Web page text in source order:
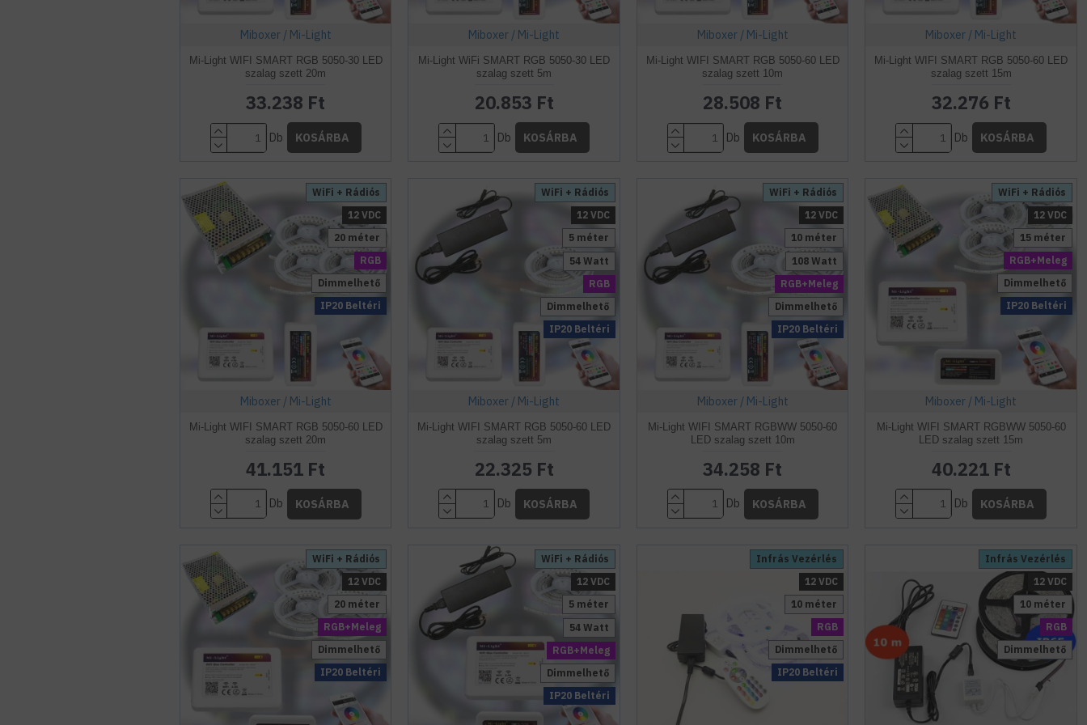
Miboxer / Mi-Light
Mi-Light WIFI SMART RGB 5050-30 LED
szalag szett 20m
33.238 Ft
Db KOSÁRBA
Miboxer / Mi-Light
Mi-Light WiFi SMART RGB 5050-30 LED
szalag szett 5m
20.853 Ft
Db KOSÁRBA
Miboxer / Mi-Light
Mi-Light WIFI SMART RGB 5050-60 LED
szalag szett 10m
28.508 Ft
Db KOSÁRBA
Miboxer / Mi-Light
Mi-Light WIFI SMART RGB 5050-60 LED
szalag szett 15m
32.276 Ft
Db KOSÁRBA
RGB
IP20 Beltéri
WiFi + Rádiós
12 VDC
Dimmelhető
20 méter
Miboxer / Mi-Light
Mi-Light WIFI SMART RGB 5050-60 LED
szalag szett 20m
41.151 Ft
Db KOSÁRBA
RGB
IP20 Beltéri
WiFi + Rádiós
12 VDC
Dimmelhető
5 méter
54 Watt
Miboxer / Mi-Light
Mi-Light WIFI SMART RGB 5050-60 LED
szalag szett 5m
22.325 Ft
Db KOSÁRBA
RGB+Meleg
IP20 Beltéri
WiFi + Rádiós
12 VDC
Dimmelhető
10 méter
108 Watt
Miboxer / Mi-Light
Mi-Light WIFI SMART RGBWW 5050-60
LED szalag szett 10m
34.258 Ft
Db KOSÁRBA
RGB+Meleg
IP20 Beltéri
WiFi + Rádiós
12 VDC
Dimmelhető
15 méter
Miboxer / Mi-Light
Mi-Light WIFI SMART RGBWW 5050-60
LED szalag szett 15m
40.221 Ft
Db KOSÁRBA
RGB+Meleg
IP20 Beltéri
WiFi + Rádiós
12 VDC
Dimmelhető
20 méter
RGB+Meleg
IP20 Beltéri
WiFi + Rádiós
12 VDC
Dimmelhető
5 méter
54 Watt
RGB
IP20 Beltéri
Infrás Vezérlés
12 VDC
Dimmelhető
10 méter
RGB
Infrás Vezérlés
12 VDC
Dimmelhető
10 méter